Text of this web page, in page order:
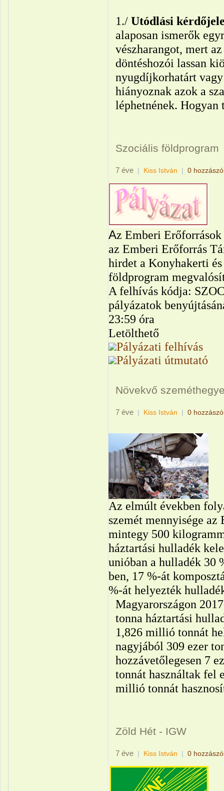
1./ Utódlási
alaposan ismerők
vészharangot, mert
döntéshozói lassan
nyugdíjkorhatárt
hiányoznak azok a
léphetnének. Hogyan
Szociális földprogram
7 éve | Kiss István | 0
Az Emberi
az Emberi Erőforrás
hirdet a Konyhakerti
földprogram
A felhívás kódja:
pályázatok
23:59 óra
Letölthető
Pályázati felhívás
Pályázati útmutató
Növekvő
7 éve | Kiss István | 0
Az elmúlt években
szemét mennyisége
mintegy 500
háztartási hulladék
unióban a hulladék 30
ben, 17 %-át
%-át helyezték
Magyarországon
tonna háztartási
1,826 millió tonnát
nagyjából 309 ezer
hozzávetőlegesen 7
tonnát használtak fel
millió tonnát
Zöld Hét - IGW
7 éve | Kiss István | 0